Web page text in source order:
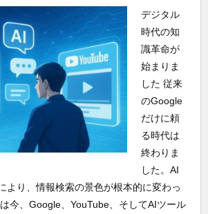
デジタル
時代の知
識革命が
始まりま
した 従来
のGoogle
だけに頼
る時代は
終わりま
した。AI
より、情報検索の景色が根本的に変わっ
今、Google、YouTube、そしてAIツール